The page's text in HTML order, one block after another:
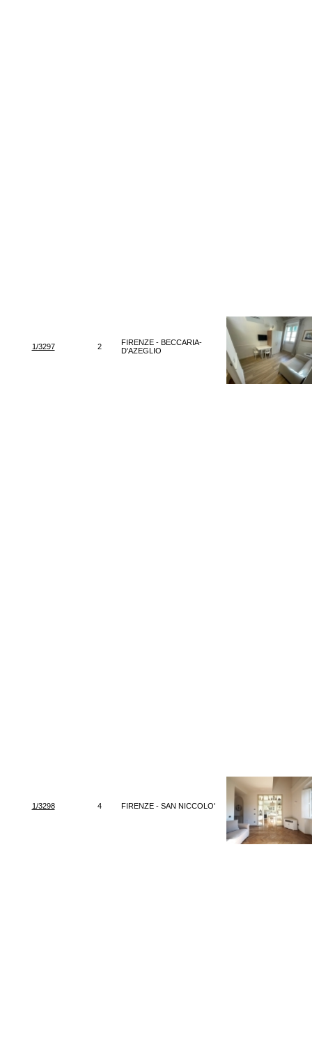
1/3297 2
FIRENZE - BECCARIA-
D'AZEGLIO
1/3298 4 FIRENZE - SAN NICCOLO'